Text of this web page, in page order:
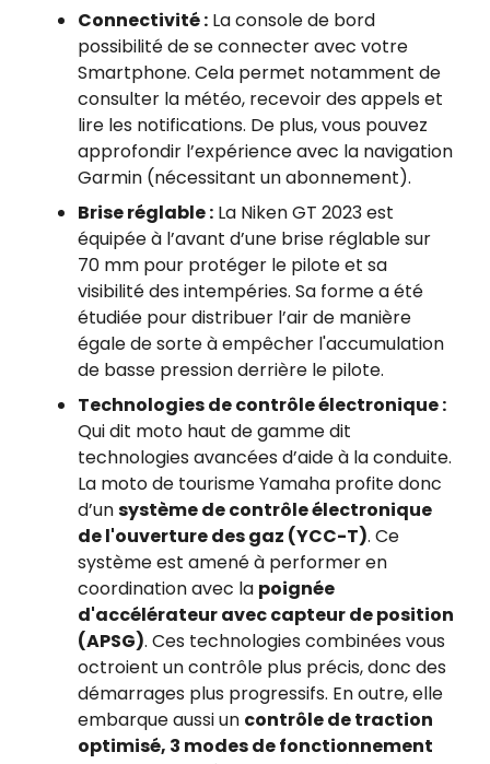
Connectivité : La console de bord
possibilité de se connecter avec votre
Smartphone. Cela permet notamment de
consulter la météo, recevoir des appels et
lire les notifications. De plus, vous pouvez
approfondir l’expérience avec la navigation
Garmin (nécessitant un abonnement).
Brise réglable : La Niken GT 2023 est
équipée à l’avant d’une brise réglable sur
70 mm pour protéger le pilote et sa
visibilité des intempéries. Sa forme a été
étudiée pour distribuer l’air de manière
égale de sorte à empêcher l'accumulation
de basse pression derrière le pilote.
Technologies de contrôle électronique :
Qui dit moto haut de gamme dit
technologies avancées d’aide à la conduite.
La moto de tourisme Yamaha profite donc
d’unsystème de contrôle électronique
de l'ouverture des gaz (YCC-T). Ce
système est amené à performer en
coordination avec la poignée
d'accélérateur avec capteur de position
(APSG). Ces technologies combinées vous
octroient un contrôle plus précis, donc des
démarrages plus progressifs. En outre, elle
embarque aussi un contrôle de traction
optimisé, 3 modes de fonctionnement